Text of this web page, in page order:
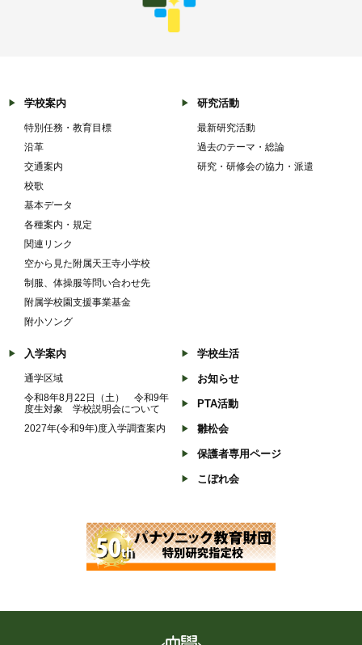
学校案内
特別任務・教育目標
沿革
交通案内
校歌
基本データ
各種案内・規定
関連リンク
空から見た附属天王寺小学校
制服、体操服等問い合わせ先
附属学校園支援事業基金
附小ソング
研究活動
最新研究活動
過去のテーマ・総論
研究・研修会の協力・派遣
入学案内
通学区域
令和8年8月22日（土） 令和9年
度生対象 学校説明会について
2027年(令和9年)度入学調査案内
学校生活
お知らせ
PTA活動
雛松会
保護者専用ページ
こぼれ会